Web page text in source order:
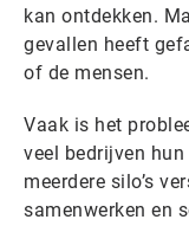
kan ontdekken.
gevallen heeft
of de mensen.
Vaak is het
veel bedrijven
meerdere silo’s
samenwerken en